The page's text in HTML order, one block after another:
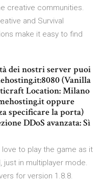
creative communities.
and Survival
make it easy to find
dei nostri server puoi
(Vanilla
Location: Milano
oppure
specificare la porta)
DDoS avanzata: Sì
to play the game as it
just in multiplayer mode.
for version 1.8.8.